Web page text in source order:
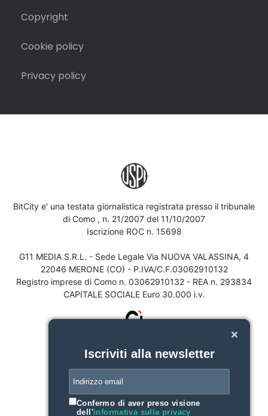
Copyright
Cookie policy
Privacy policy
BitCity e' una testata giornalistica registrata presso il tribunale
di Como , n. 21/2007 del 11/10/2007
Iscrizione ROC n. 15698
G11 MEDIA S.R.L. - Sede Legale Via NUOVA VALASSINA, 4
22046 MERONE (CO) - P.IVA/C.F.03062910132
Registro imprese di Como n. 03062910132 - REA n. 293834
CAPITALE SOCIALE Euro 30.000 i.v.
Iscriviti alla newsletter
Confermo di aver preso visione
dell'informativa sulla privacy